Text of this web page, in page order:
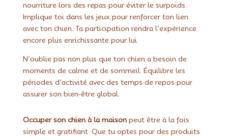
nourriture lors des repas pour éviter le surpoids.
Implique toi dans les jeux pour renforcer ton lien
avec ton chien. Ta participation rendra l’expérience
encore plus enrichissante pour lui.
N’oublie pas non plus que ton chien a besoin de
moments de calme et de sommeil. Équilibre les
périodes d’activité avec des temps de repos pour
assurer son bien-être global.
Occuper son chien à la maisonpeut être à la fois
simple et gratifiant. Que tu optes pour des produits